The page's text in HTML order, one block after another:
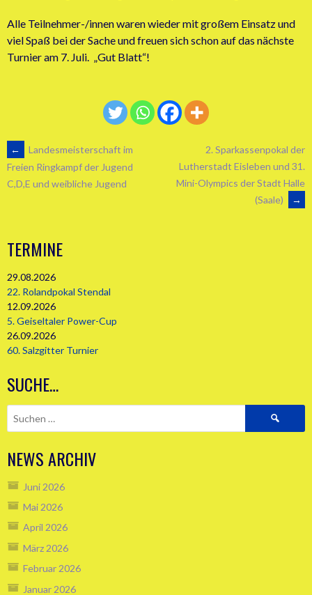
Alle Teilnehmer-/innen waren wieder mit großem Einsatz und
viel Spaß bei der Sache und freuen sich schon auf das nächste
Turnier am 7. Juli. „Gut Blatt“!
ARTIKEL-
NAVIGATION
←
Landesmeisterschaft im
Freien Ringkampf der Jugend
C,D,E und weibliche Jugend
2. Sparkassenpokal der
Lutherstadt Eisleben und 31.
Mini-Olympics der Stadt Halle
(Saale)
→
TERMINE
29.08.2026
22. Rolandpokal Stendal
12.09.2026
5. Geiseltaler Power-Cup
26.09.2026
60. Salzgitter Turnier
SUCHE…
Suchen
NEWS ARCHIV
Juni 2026
Mai 2026
April 2026
März 2026
Februar 2026
Januar 2026